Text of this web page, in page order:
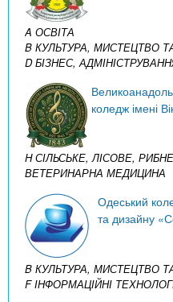
A ОСВІТА
B КУЛЬТУРА, МИСТЕЦТВО
D БІЗНЕС,
коледж імені
H СІЛЬСЬКЕ, ЛІСОВЕ,
ВЕТЕРИНАРНА МЕДИЦИНА
Одеський
та дизайну
B КУЛЬТУРА, МИСТЕЦТВО
F ІНФОРМАЦІЙНІ